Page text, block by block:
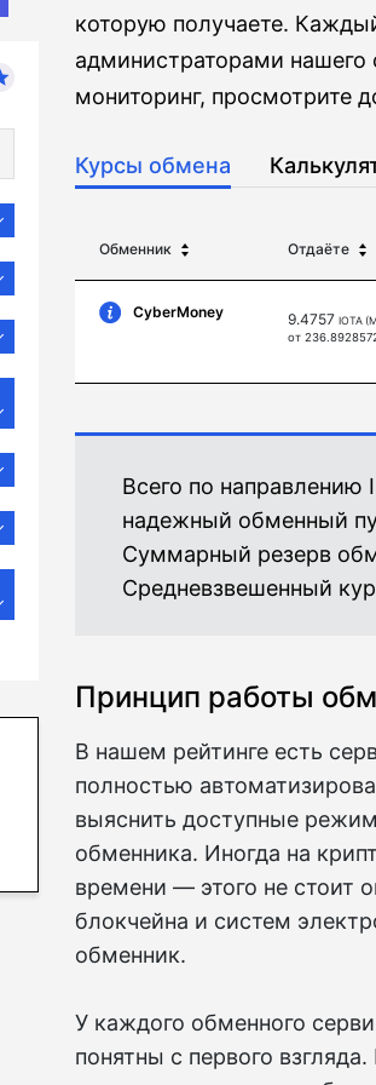
которую получаете.
администраторами
мониторинг, просмотрите
Курсы обмена
Обменник Отдаёте
CyberMoney 9.4757 IOTA
от
Всего по направлению
надежный обменный
Суммарный резерв
Средневзвешенный
Принцип работы
В нашем рейтинге есть
полностью
выяснить доступные
обменника. Иногда на
времени — этого не стоит
блокчейна и систем
обменник.
У каждого обменного
понятны с первого